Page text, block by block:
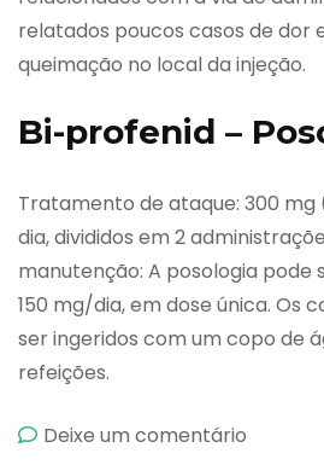
relatados poucos casos de dor
queimação no local da injeção.
Bi-profenid –
Tratamento de ataque: 300
dia, divididos em 2
manutenção: A posologia pode
150 mg/dia, em dose única. Os
ser ingeridos com um copo de
refeições.
Deixe um comentário